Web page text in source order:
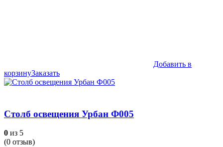
Добавить в
корзинуЗаказать
Столб освещения Урбан Ф005
0 из 5
(0 отзыв)